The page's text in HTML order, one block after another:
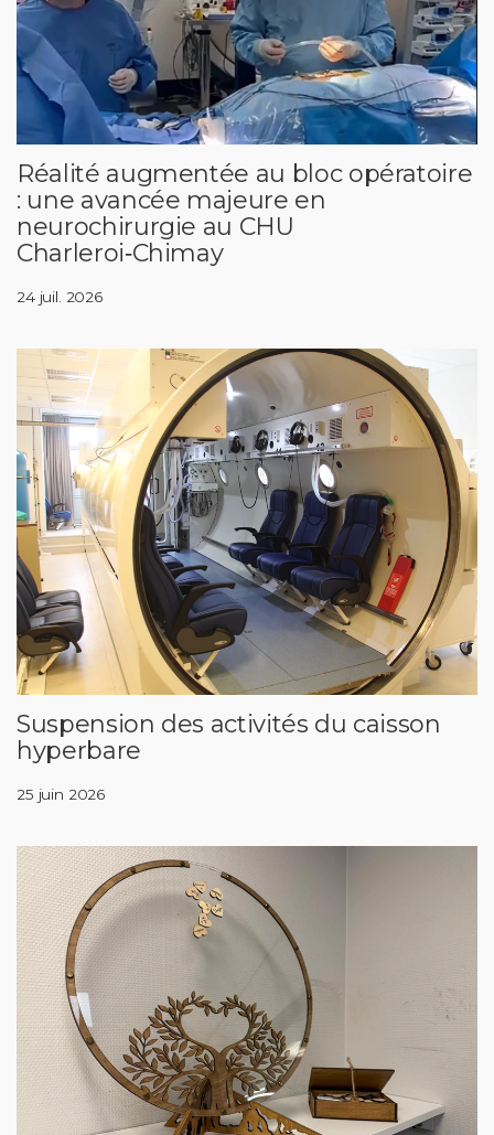
Réalité augmentée au bloc opératoire
: une avancée majeure en
neurochirurgie au CHU
Charleroi‑Chimay
24 juil. 2026
Suspension des activités du caisson
hyperbare
25 juin 2026